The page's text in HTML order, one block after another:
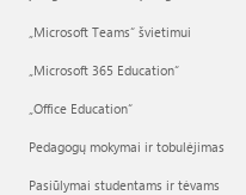
„Microsoft Teams“ švietimui
„Microsoft 365 Education“
„Office Education“
Pedagogų mokymai ir tobulėjimas
Pasiūlymai studentams ir tėvams